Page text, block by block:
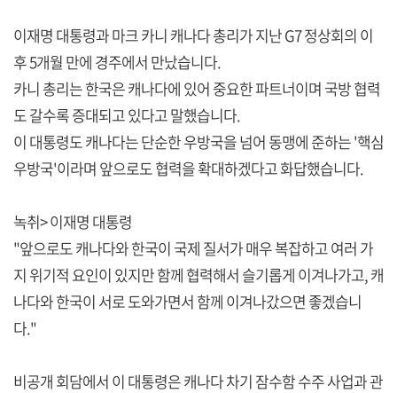
이재명 대통령과 마크 카니 캐나다 총리가 지난 G7 정상회의 이
후 5개월 만에 경주에서 만났습니다.
카니 총리는 한국은 캐나다에 있어 중요한 파트너이며 국방 협력
도 갈수록 증대되고 있다고 말했습니다.
이 대통령도 캐나다는 단순한 우방국을 넘어 동맹에 준하는 '핵심
우방국'이라며 앞으로도 협력을 확대하겠다고 화답했습니다.
녹취> 이재명 대통령
"앞으로도 캐나다와 한국이 국제 질서가 매우 복잡하고 여러 가
지 위기적 요인이 있지만 함께 협력해서 슬기롭게 이겨나가고, 캐
나다와 한국이 서로 도와가면서 함께 이겨나갔으면 좋겠습니
다."
비공개 회담에서 이 대통령은 캐나다 차기 잠수함 수주 사업과 관